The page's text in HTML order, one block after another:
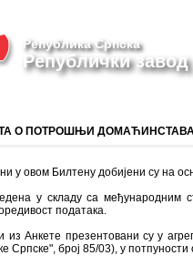
Република Српска
Републички завод
О ПОТРОШЊИ ДОМАЋИНСТАВА,
у овом Билтену добијени су на
у складу са међународним
података.
из Анкете презентовани су у
Српске", број 85/03), у